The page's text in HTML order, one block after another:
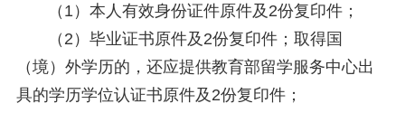
（1）本人有效身份证件原件及2份复印件；
（2）毕业证书原件及2份复印件；取得国
（境）外学历的，还应提供教育部留学服务中心出
具的学历学位认证书原件及2份复印件；